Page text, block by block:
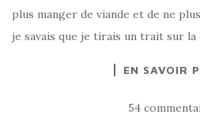
plus manger de viande et de ne
je savais que je tirais un trait sur
EN SAVOIR
54